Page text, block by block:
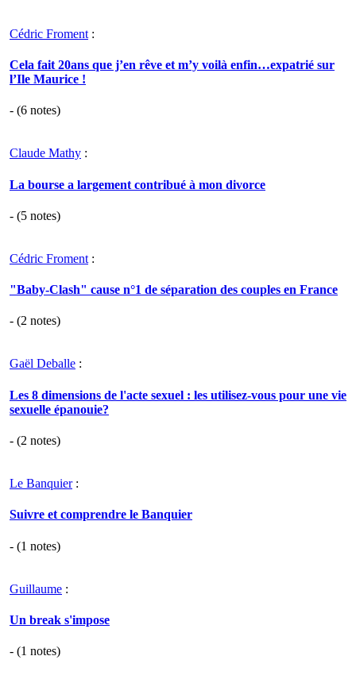
Cédric Froment :
Cela fait 20ans que j’en rêve et m’y voilà enfin…expatrié sur
l’Ile Maurice !
- (6 notes)
Claude Mathy :
La bourse a largement contribué à mon divorce
- (5 notes)
Cédric Froment :
"Baby-Clash" cause n°1 de séparation des couples en France
- (2 notes)
Gaël Deballe :
Les 8 dimensions de l'acte sexuel : les utilisez-vous pour une vie
sexuelle épanouie?
- (2 notes)
Le Banquier:
Suivre et comprendre le Banquier
- (1 notes)
Guillaume :
Un break s'impose
- (1 notes)